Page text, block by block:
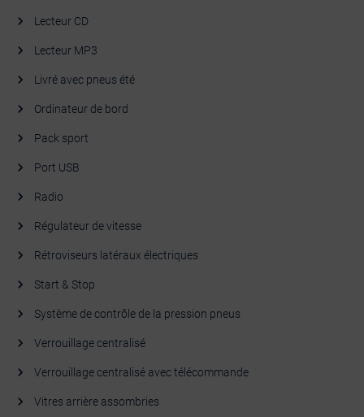
Lecteur CD
Lecteur MP3
Livré avec pneus été
Ordinateur de bord
Pack sport
Port USB
Radio
Régulateur de vitesse
Rétroviseurs latéraux électriques
Start & Stop
Système de contrôle de la pression pneus
Verrouillage centralisé
Verrouillage centralisé avec télécommande
Vitres arrière assombries